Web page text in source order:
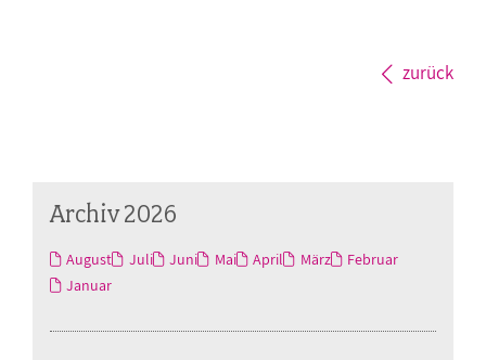
zurück
Archiv 2026
August Juli Juni Mai April März
Februar
Januar